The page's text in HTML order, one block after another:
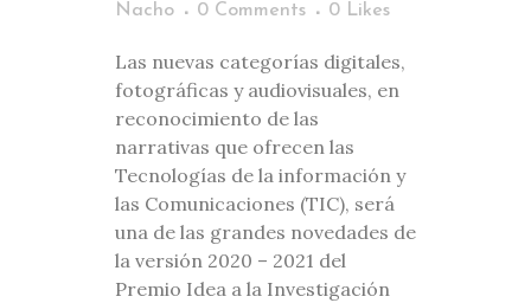
Nacho
0 Comments 0 Likes
Las nuevas categorías digitales,
fotográficas y audiovisuales, en
reconocimiento de las
narrativas que ofrecen las
Tecnologías de la información y
las Comunicaciones (TIC), será
una de las grandes novedades de
la versión 2020 – 2021 del
Premio Idea a la Investigación